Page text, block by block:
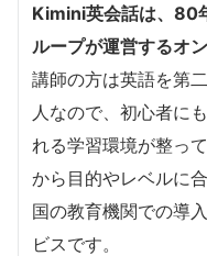
Kimini英会話は、80
ループが運営するオ
講師の方は英語を第
人なので、初心者に
れる学習環境が整っ
から目的やレベルに
国の教育機関での導
ビスです。